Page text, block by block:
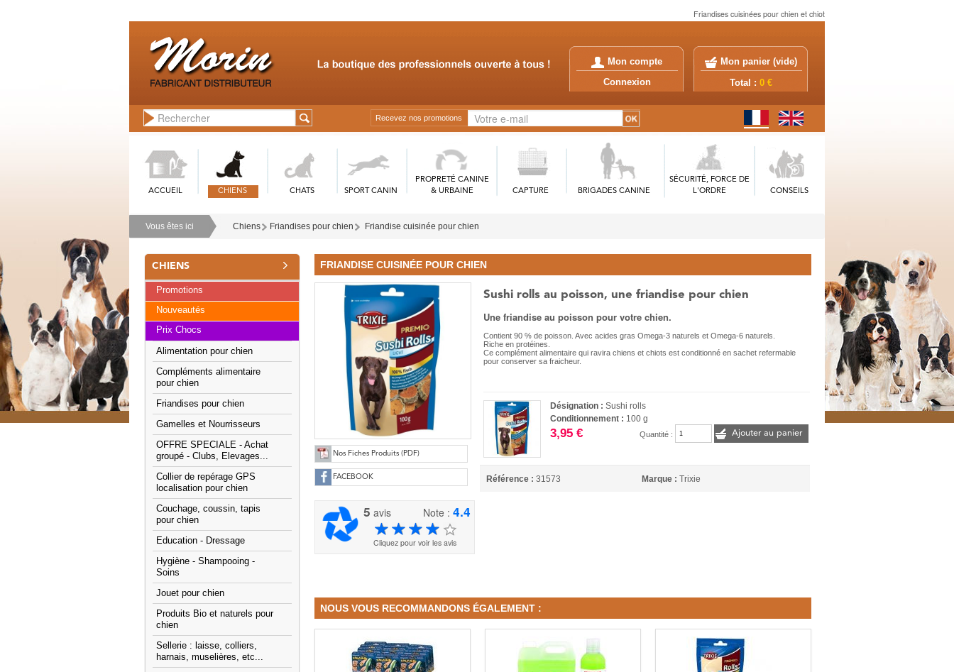
Friandises cuisinées pour chien et chiot
Mon compte
Connexion
Mon panier (vide)
Total : 0 €
Recevez nos promotions
ACCUEIL CHIENS CHATS SPORT CANIN
PROPRETÉ CANINE
& URBAINE
CAPTURE BRIGADES CANINE
SÉCURITÉ, FORCE DE
L'ORDRE
CONSEILS
Vous êtes ici Chiens Friandises pour chien Friandise cuisinée pour chien
CHIENS
Promotions
Nouveautés
Prix Chocs
Alimentation pour chien
Compléments alimentaire
pour chien
Friandises pour chien
Gamelles et Nourrisseurs
OFFRE SPECIALE - Achat
groupé - Clubs, Elevages...
Collier de repérage GPS
localisation pour chien
Couchage, coussin, tapis
pour chien
Education - Dressage
Hygiène - Shampooing -
Soins
Jouet pour chien
Produits Bio et naturels pour
chien
Sellerie : laisse, colliers,
harnais, muselières, etc...
FRIANDISE CUISINÉE POUR CHIEN
Nos Fiches Produits (PDF)
FACEBOOK
5 avis Note :4.4
Cliquez pour voir les avis
Sushi rolls au poisson, une friandise pour chien
Une friandise au poisson pour votre chien.
Contient 90 % de poisson. Avec acides gras Omega-3 naturels et Omega-6 naturels.
Riche en protéines.
Ce complément alimentaire qui ravira chiens et chiots est conditionné en sachet refermable
pour conserver sa fraicheur.
Désignation :Sushi rolls
Conditionnement : 100 g
3,95 € Quantité : Ajouter au panier
Référence : 31573 Marque : Trixie
NOUS VOUS RECOMMANDONS ÉGALEMENT :